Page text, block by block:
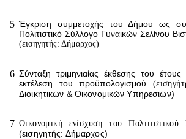
5 Έγκριση συμμετοχής του Δήμου ως
Πολιτιστικό Σύλλογο Γυναικών Σελίνου
(εισηγητής: Δήμαρχος)
6 Σύνταξη τριμηνιαίας έκθεσης του
εκτέλεση του προϋπολογισμού
Διοικητικών & Οικονομικών Υπηρεσιών)
7 Οικονομική ενίσχυση του
(εισηγητής: Δήμαρχος)